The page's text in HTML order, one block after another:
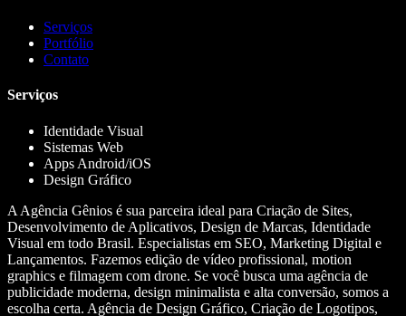
Serviços
Portfólio
Contato
Serviços
Identidade Visual
Sistemas Web
Apps Android/iOS
Design Gráfico
A Agência Gênios é sua parceira ideal para Criação de Sites,
Desenvolvimento de Aplicativos, Design de Marcas, Identidade
Visual em todo Brasil. Especialistas em SEO, Marketing Digital e
Lançamentos. Fazemos edição de vídeo profissional, motion
graphics e filmagem com drone. Se você busca uma agência de
publicidade moderna, design minimalista e alta conversão, somos a
escolha certa. Agência de Design Gráfico, Criação de Logotipos,